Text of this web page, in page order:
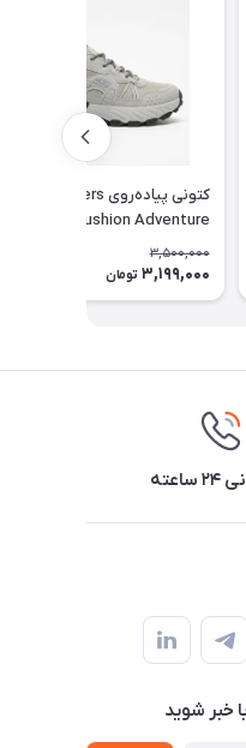
کتونی پیاده‌روی Skechers
مناسب استفاده روزمره
3,500,000
3,199,000 تومان
خبر شوید